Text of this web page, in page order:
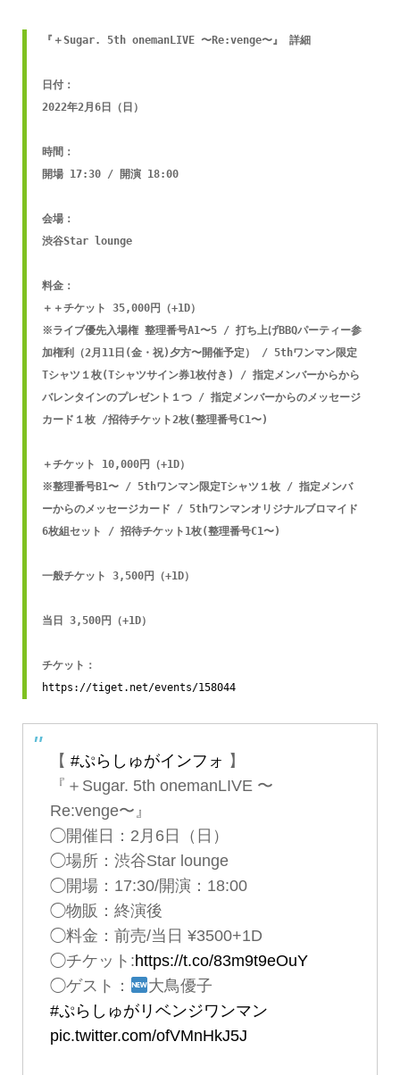
『＋Sugar. 5th onemanLIVE 〜Re:venge〜』 詳細
日付：
2022年2月6日（日）
時間：
開場 17:30 / 開演 18:00
会場：
渋谷Star lounge
料金：
＋＋チケット 35,000円（+1D）
※ライブ優先入場権 整理番号A1〜5 / 打ち上げBBQパーティー参
加権利（2月11日(金・祝)夕方〜開催予定） / 5thワンマン限定
Tシャツ１枚(Tシャツサイン券1枚付き) / 指定メンバーからから
バレンタインのプレゼント１つ / 指定メンバーからのメッセージ
カード１枚 /招待チケット2枚(整理番号C1〜)
＋チケット 10,000円（+1D）
※整理番号B1〜 / 5thワンマン限定Tシャツ１枚 / 指定メンバ
ーからのメッセージカード / 5thワンマンオリジナルブロマイド
6枚組セット / 招待チケット1枚(整理番号C1〜)
一般チケット 3,500円（+1D）
当日 3,500円（+1D）
https://tiget.net/events/158044
【 #ぷらしゅがインフォ 】
『＋Sugar. 5th onemanLIVE 〜
Re:venge〜』
◯開催日：2月6日（日）
◯場所：渋谷Star lounge
◯開場：17:30/開演：18:00
◯物販：終演後
◯料金：前売/当日 ¥3500+1D
◯チケット:https://t.co/83m9t9eOuY
◯ゲスト：
大鳥優子
#ぷらしゅがリベンジワンマン
pic.twitter.com/ofVMnHkJ5J